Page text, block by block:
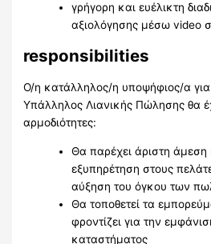
γρήγορη και ευέλικτη
αξιολόγησης μέσω video
responsibilities
Ο/η κατάλληλος/η υποψήφιος/α
Yπάλληλος Λιανικής Πώλησης θα
αρμοδιότητες:
Θα παρέχει άριστη άμεση
εξυπηρέτηση στους
αύξηση του όγκου των
Θα τοποθετεί τα
φροντίζει για την
καταστήματος